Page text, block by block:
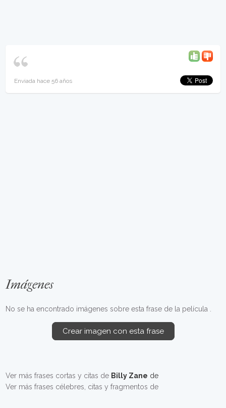
Enviada hace 56 años
Imágenes
No se ha encontrado imágenes sobre esta frase de la película .
Crear imagen con esta frase
Ver más frases cortas y citas de Billy Zane de
Ver más frases célebres, citas y fragmentos de